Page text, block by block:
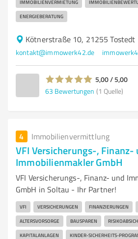
IMMOBILIENVERMIETUNG
ENERGIEBERATUNG
Kötnerstraße 10, 21255 Tostedt
kontakt@immowerk42.de
5,00 / 5,00
63 Bewertungen (1 Quelle)
4 Immobilienvermittlung
VFI Versicherungs-, Finanz-
Immobilienmakler GmbH
VFI Versicherungs-, Finanz- und
GmbH in Soltau - Ihr Partner!
VFI VERSICHERUNGEN FINANZIERUNGEN
ALTERSVORSORGE BAUSPAREN
KAPITALANLAGEN KINDER-SICHERHEITS-